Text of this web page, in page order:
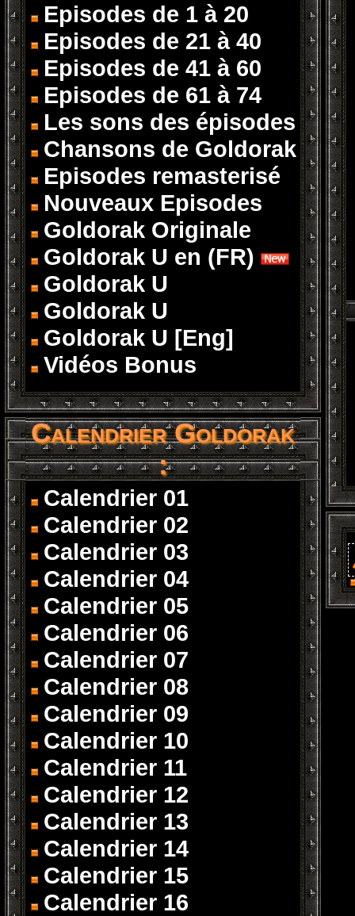
Episodes de 1 à 20
Episodes de 21 à 40
Episodes de 41 à 60
Episodes de 61 à 74
Les sons des épisodes
Chansons de Goldorak
Episodes remasterisé
Nouveaux Episodes
Goldorak Originale
Goldorak U en (FR)
Goldorak U
Goldorak U
Goldorak U [Eng]
Vidéos Bonus
Calendrier Goldorak
:
Calendrier 01
Calendrier 02
Calendrier 03
Calendrier 04
Calendrier 05
Calendrier 06
Calendrier 07
Calendrier 08
Calendrier 09
Calendrier 10
Calendrier 11
Calendrier 12
Calendrier 13
Calendrier 14
Calendrier 15
Calendrier 16